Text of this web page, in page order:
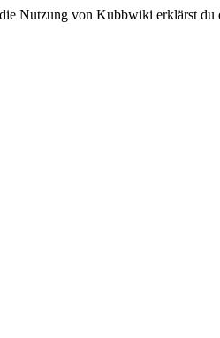
Nutzung von Kubbwiki erklärst du